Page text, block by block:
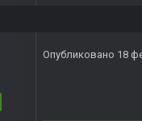
Опубликовано 18